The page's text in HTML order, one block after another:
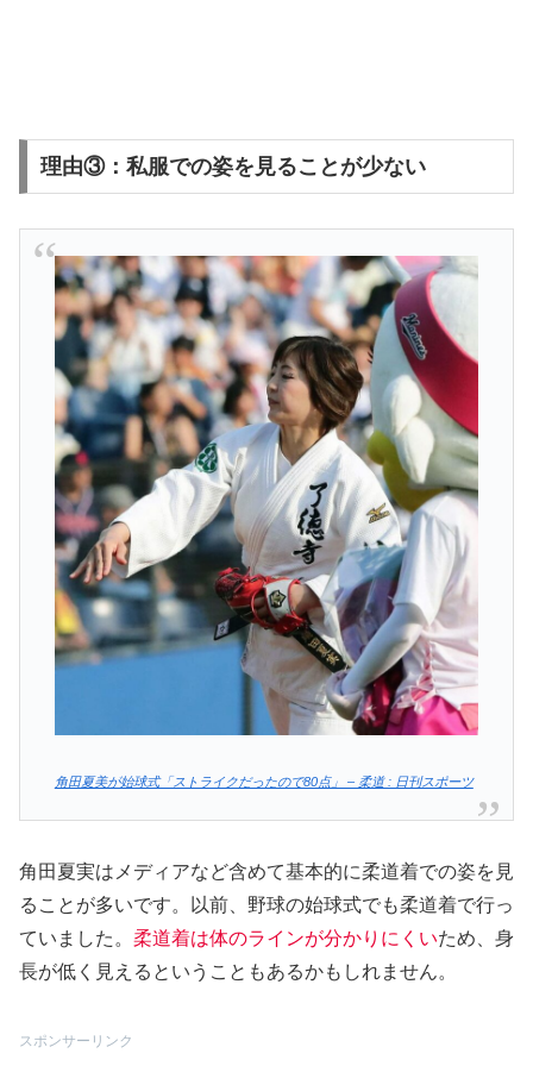
理由③：私服での姿を見ることが少ない
角田夏美が始球式「ストライクだったので80点」 – 柔道 : 日刊スポーツ
角田夏実はメディアなど含めて基本的に柔道着での姿を見
ることが多いです。以前、野球の始球式でも柔道着で行っ
ていました。 柔道着は体のラインが分かりにくいため、身
長が低く見えるということもあるかもしれません。
スポンサーリンク